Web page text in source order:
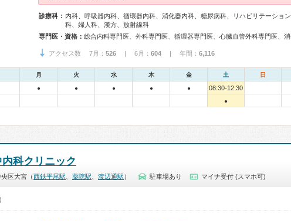
診療科： 内科、呼吸器内科、循環器内科、消化器内科、糖尿病科、リハビリテーション
科、婦人科、漢方、放射線科
専門医・資格：
アクセス数 7月： 526 | 6月： 604 | 年間： 6,116
月 火 水 木 金 土 日
● ● ● ● ● 08:30-12:30
●
科クリニック
区大宮（西鉄平尾駅 薬院駅 渡辺通駅 ） 駐車場あり マイナ受付 (スマホ可)